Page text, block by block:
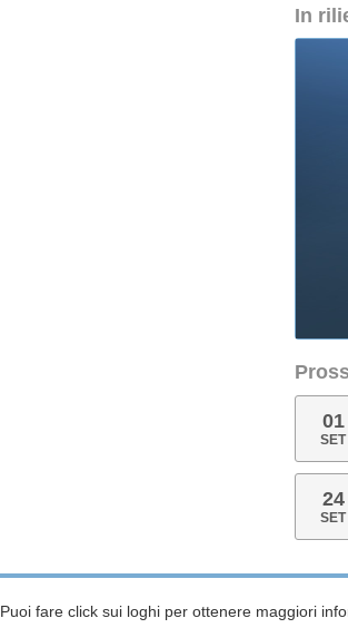
In
01
SET
24
SET
Puoi fare click sui loghi per ottenere maggiori